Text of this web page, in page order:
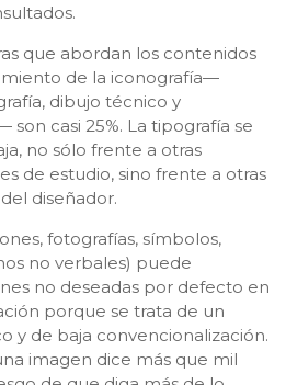
que abordan los contenidos
de la iconografía—
dibujo técnico y
casi 25%. La tipografía se
no sólo frente a otras
de estudio, sino frente a otras
diseñador.
fotografías, símbolos,
no verbales) puede
no deseadas por defecto en
porque se trata de un
y de baja convencionalización.
imagen dice más que mil